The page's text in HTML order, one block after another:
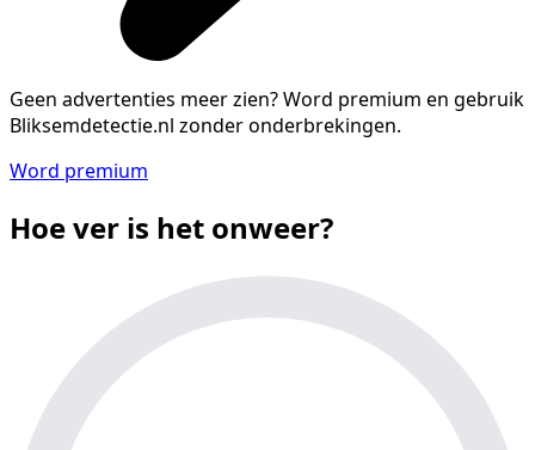
Geen advertenties meer zien?Word premium en gebruik
Bliksemdetectie.nl zonder onderbrekingen.
Word premium
Hoe ver is het onweer?